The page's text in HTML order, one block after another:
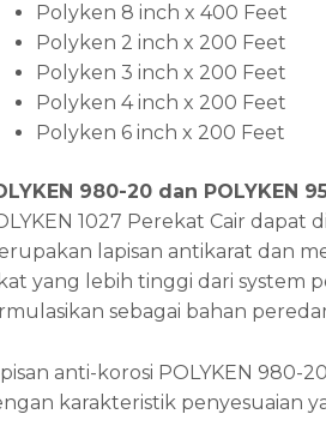
Polyken 8 inch x 400 Feet
Polyken 2 inch x 200 Feet
Polyken 3 inch x 200 Feet
Polyken 4 inch x 200 Feet
Polyken 6 inch x 200 Feet
980-20 dan POLYKEN
1027 Perekat Cair
lapisan antikarat dan
yang lebih tinggi dari system
sebagai bahan
anti-korosi POLYKEN
karakteristik penyesuaian